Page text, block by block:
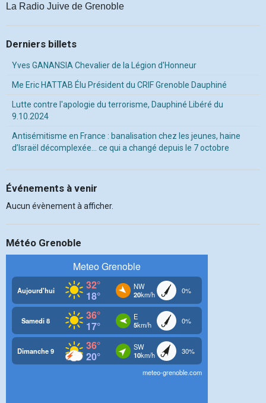
La Radio Juive de Grenoble
Derniers billets
Yves GANANSIA Chevalier de la Légion d'Honneur
Me Eric HATTAB Élu Président du CRIF Grenoble Dauphiné
Lutte contre l'apologie du terrorisme, Dauphiné Libéré du
9.10.2024
Antisémitisme en France : banalisation chez les jeunes, haine
d’Israël décomplexée… ce qui a changé depuis le 7 octobre
Événements à venir
Aucun évènement à afficher.
Météo Grenoble